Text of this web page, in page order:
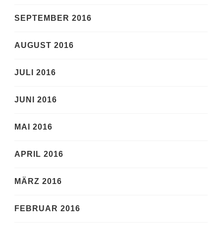
SEPTEMBER 2016
AUGUST 2016
JULI 2016
JUNI 2016
MAI 2016
APRIL 2016
MÄRZ 2016
FEBRUAR 2016